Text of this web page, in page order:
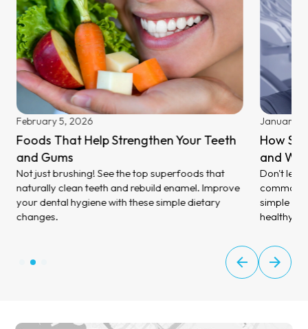
February 5, 2026
Foods That Help Strengthen Your Teeth
and Gums
Not just brushing! See the top superfoods that
naturally clean teeth and rebuild enamel. Improve
your dental hygiene with these simple dietary
changes.
January
How
and
Don't let
common
simple
healthy